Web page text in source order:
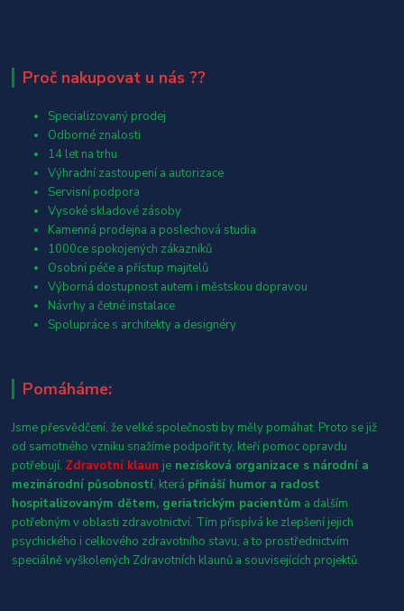
Proč nakupovat u nás ??
Specializovaný prodej
Odborné znalosti
14 let na trhu
Výhradní zastoupení a autorizace
Servisní podpora
Vysoké skladové zásoby
Kamenná prodejna a poslechová studia
1000ce spokojených zákazníků
Osobní péče a přístup majitelů
Výborná dostupnost autem i městskou dopravou
Návrhy a četné instalace
Spolupráce s architekty a designéry
Pomáháme:
Jsme přesvědčení, že velké společnosti by měly pomáhat. Proto se již
od samotného vzniku snažíme podpořit ty, kteří pomoc opravdu
potřebují. Zdravotní klaun je nezisková organizace s národní a
mezinárodní působností, která přináší humor a radost
hospitalizovaným dětem, geriatrickým pacientům a dalším
potřebným v oblasti zdravotnictví. Tím přispívá ke zlepšení jejich
psychického i celkového zdravotního stavu, a to prostřednictvím
speciálně vyškolených Zdravotních klaunů a souvisejících projektů.